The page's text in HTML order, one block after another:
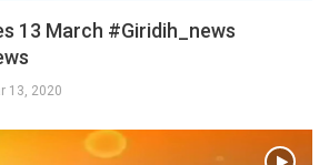
13 March #Giridih_news
13, 2020